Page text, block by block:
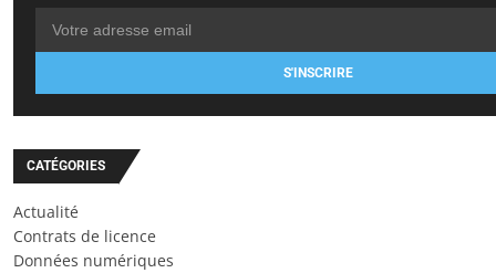
S'INSCRIRE
CATÉGORIES
Actualité
Contrats de licence
Données numériques